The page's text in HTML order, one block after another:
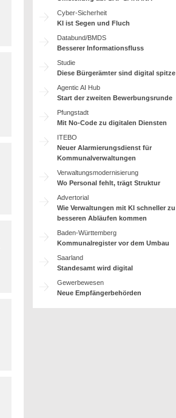
Cyber-Sicherheit
KI ist Segen und Fluch
Databund/BMDS
Besserer Informationsfluss
Studie
Diese Bürgerämter sind digital spitze
Agentic AI Hub
Start der zweiten Bewerbungsrunde
Pfungstadt
Mit No-Code zu digitalen Diensten
ITEBO
Neuer Alarmierungsdienst für
Kommunalverwaltungen
Verwaltungsmodernisierung
Wo Personal fehlt, trägt Struktur
Advertorial
Wie Verwaltungen mit KI schneller zu
besseren Abläufen kommen
Baden-Württemberg
Kommunalregister vor dem Umbau
Saarland
Standesamt wird digital
Gewerbewesen
Neue Empfängerbehörden